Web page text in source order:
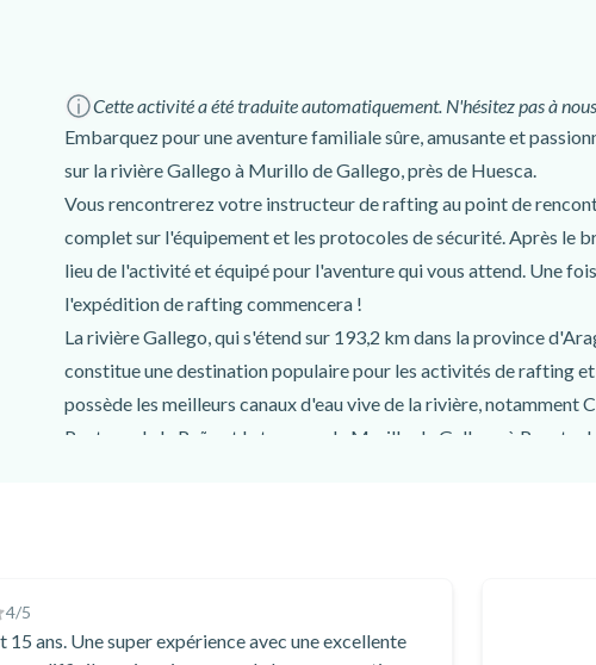
Cette activité a été traduite automatiquement. N'hésitez pas à
Embarquez pour une aventure familiale sûre, amusante et
sur la rivière Gallego à Murillo de Gallego, près de Huesca.
Vous rencontrerez votre instructeur de rafting au point de
complet sur l'équipement et les protocoles de sécurité. Après le
lieu de l'activité et équipé pour l'aventure qui vous attend. Une
l'expédition de rafting commencera !
La rivière Gallego, qui s'étend sur 193,2 km dans la province
constitue une destination populaire pour les activités de rafting
possède les meilleurs canaux d'eau vive de la rivière, notamment
Pantano de la Peña et le tronçon de Murillo de Gallego à Puente
Réservez dès aujourd'hui cette activité de rafting près de Huesca !
4/5
ans. Une super expérience avec une excellente